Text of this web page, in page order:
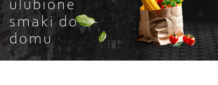
ulubione
smaki do
domu